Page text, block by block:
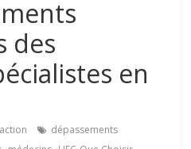
des
en
dépassements